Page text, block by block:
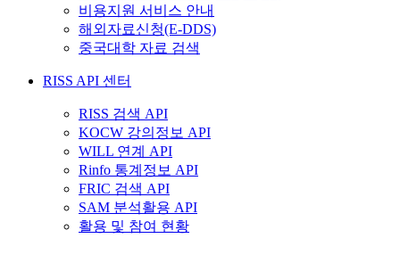
비용지원 서비스 안내
해외자료신청(E-DDS)
중국대학 자료 검색
RISS API 센터
RISS 검색 API
KOCW 강의정보 API
WILL 연계 API
Rinfo 통계정보 API
FRIC 검색 API
SAM 분석활용 API
활용 및 참여 현황